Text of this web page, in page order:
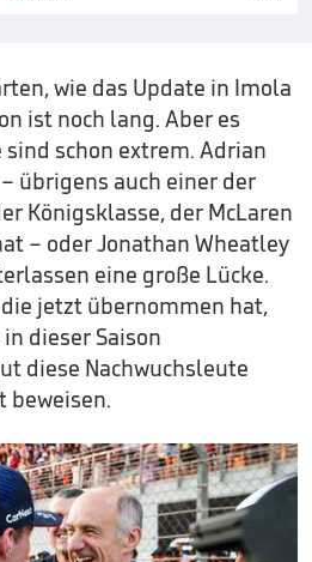
wie das Update in Imola
ist noch lang. Aber es
schon extrem. Adrian
übrigens auch einer der
Königsklasse, der McLaren
– oder Jonathan Wheatley
eine große Lücke.
die jetzt übernommen hat,
dieser Saison
diese Nachwuchsleute
beweisen.